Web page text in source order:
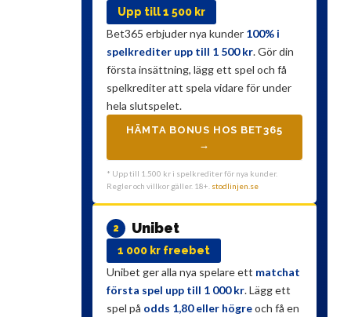
Upp till 1 500 kr
Bet365 erbjuder nya kunder 100% i
spelkrediter upp till 1 500 kr. Gör din
första insättning, lägg ett spel och få
spelkrediter att spela vidare för under
hela slutspelet.
HÄMTA BONUS HOS BET365
→
* Upp till 1.500 kr i spelkrediter för nya kunder.
Regler och villkor gäller. 18+. stodlinjen.se
2 Unibet
1 000 kr freebet
Unibet ger alla nya spelare ett matchat
första spel upp till 1 000 kr. Lägg ett
spel på odds 1,80 eller högreoch få en